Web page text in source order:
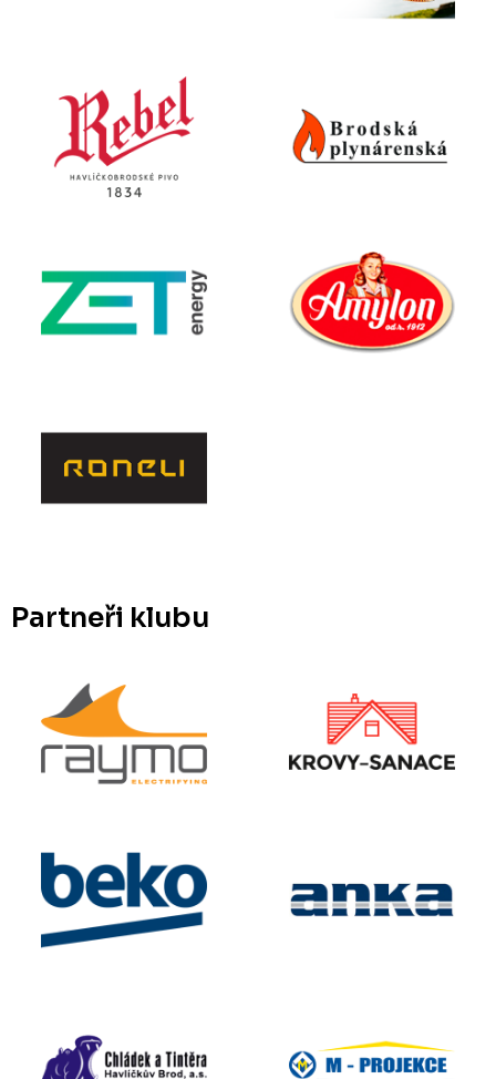
Partneři klubu